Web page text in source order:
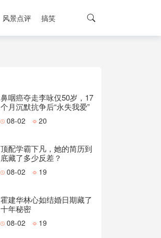
风景点评 搞笑
鼻咽癌夺走李咏仅50岁，17
个月沉默抗争后“永失我爱”
08-02 20
顶配学霸下凡，她的简历到
底藏了多少反差？
08-02 19
霍建华林心如结婚日期藏了
十年秘密
08-02 19